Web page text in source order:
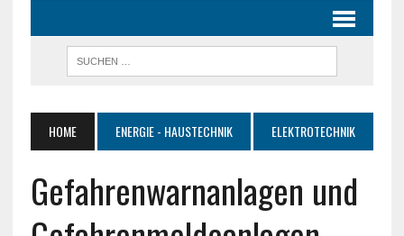
HOME ENERGIE - HAUSTECHNIK ELEKTROTECHNIK
Gefahrenwarnanlagen und